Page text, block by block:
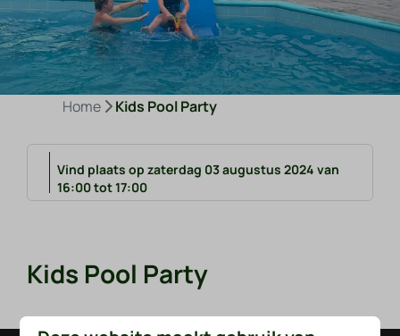
Home Kids Pool Party
Vind plaats op zaterdag 03 augustus 2024 van
16:00 tot 17:00
Kids Pool Party